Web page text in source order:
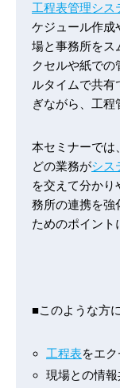
工程表管理シス
ケジュール作成
場と事務所をス
クセルや紙での
ルタイムで共
ぎながら、工程
本セミナーでは
どの業務がシス
を交えて分か
務所の連携を強
ためのポイント
■このような方
工程表をエ
現場との情